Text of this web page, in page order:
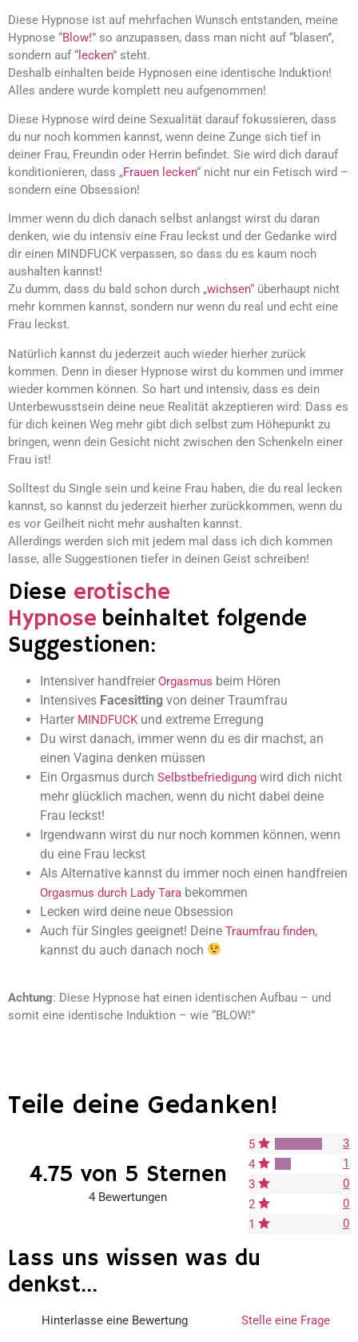
Diese Hypnose ist auf mehrfachen Wunsch entstanden, meine
Hypnose “Blow!” so anzupassen, dass man nicht auf “blasen”,
sondern auf “ lecken” steht.
Deshalb einhalten beide Hypnosen eine identische Induktion!
Alles andere wurde komplett neu aufgenommen!
Diese Hypnose wird deine Sexualität darauf fokussieren, dass
du nur noch kommen kannst, wenn deine Zunge sich tief in
deiner Frau, Freundin oder Herrin befindet. Sie wird dich darauf
konditionieren, dass „Frauen lecken“ nicht nur ein Fetisch wird –
sondern eine Obsession!
Immer wenn du dich danach selbst anlangst wirst du daran
denken, wie du intensiv eine Frau leckst und der Gedanke wird
dir einen MINDFUCK verpassen, so dass du es kaum noch
aushalten kannst!
Zu dumm, dass du bald schon durch „wichsen“ überhaupt nicht
mehr kommen kannst, sondern nur wenn du real und echt eine
Frau leckst.
Natürlich kannst du jederzeit auch wieder hierher zurück
kommen. Denn in dieser Hypnose wirst du kommen und immer
wieder kommen können. So hart und intensiv, dass es dein
Unterbewusstsein deine neue Realität akzeptieren wird: Dass es
für dich keinen Weg mehr gibt dich selbst zum Höhepunkt zu
bringen, wenn dein Gesicht nicht zwischen den Schenkeln einer
Frau ist!
Solltest du Single sein und keine Frau haben, die du real lecken
kannst, so kannst du jederzeit hierher zurückkommen, wenn du
es vor Geilheit nicht mehr aushalten kannst.
Allerdings werden sich mit jedem mal dass ich dich kommen
lasse, alle Suggestionen tiefer in deinen Geist schreiben!
Diese erotische
Hypnose beinhaltet folgende
Suggestionen:
Intensiver handfreier Orgasmus beim Hören
Intensives Facesitting von deiner Traumfrau
Harter MINDFUCK und extreme Erregung
Du wirst danach, immer wenn du es dir machst, an
einen Vagina denken müssen
Ein Orgasmus durch Selbstbefriedigung wird dich nicht
mehr glücklich machen, wenn du nicht dabei deine
Frau leckst!
Irgendwann wirst du nur noch kommen können, wenn
du eine Frau leckst
Als Alternative kannst du immer noch einen handfreien
Orgasmus durch Lady Tara bekommen
Lecken wird deine neue Obsession
Auch für Singles geeignet! Deine Traumfrau finden,
kannst du auch danach noch
Achtung: Diese Hypnose hat einen identischen Aufbau – und
somit eine identische Induktion – wie “BLOW!”
Teile deine Gedanken!
4.75 von 5 Sternen
4 Bewertungen
5
3
4
1
3
0
2
0
1
0
Lass uns wissen was du
denkst...
Hinterlasse eine Bewertung Stelle eine Frage